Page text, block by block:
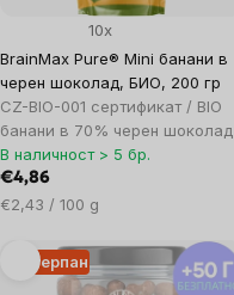
BrainMax Pure® Mini банани в
черен шоколад, БИО, 200 гр
CZ-BIO-001 сертификат / BIO
банани в 70% черен шоколад
10x
В наличност > 5 бр.
€4,86
Цена
мярка:
€2,43 / 100 g
Изчерпан